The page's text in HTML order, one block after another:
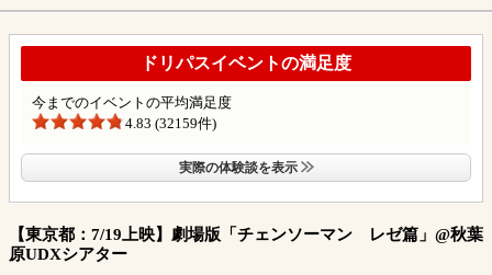
ドリパスイベントの満足度
今までのイベントの平均満足度
4.83 (32159件)
実際の体験談を表示
【東京都：7/19上映】劇場版「チェンソーマン レゼ篇」@秋葉
原UDXシアター